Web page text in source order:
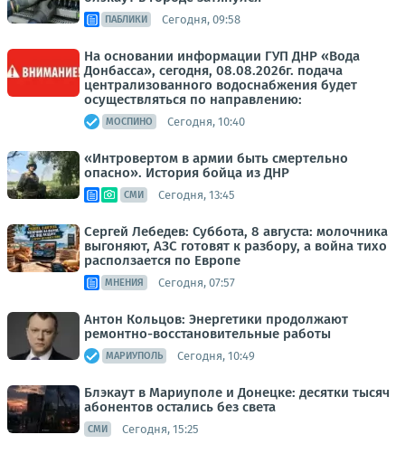
ПАБЛИКИ Сегодня, 09:58
На основании информации ГУП ДНР «Вода
Донбасса», сегодня, 08.08.2026г. подача
централизованного водоснабжения будет
осуществляться по направлению:
МОСПИНО Сегодня, 10:40
«Интровертом в армии быть смертельно
опасно». История бойца из ДНР
СМИ Сегодня, 13:45
Сергей Лебедев: Суббота, 8 августа: молочника
выгоняют, АЗС готовят к разбору, а война тихо
расползается по Европе
МНЕНИЯ Сегодня, 07:57
Антон Кольцов: Энергетики продолжают
ремонтно-восстановительные работы
МАРИУПОЛЬ Сегодня, 10:49
Блэкаут в Мариуполе и Донецке: десятки тысяч
абонентов остались без света
СМИ Сегодня, 15:25